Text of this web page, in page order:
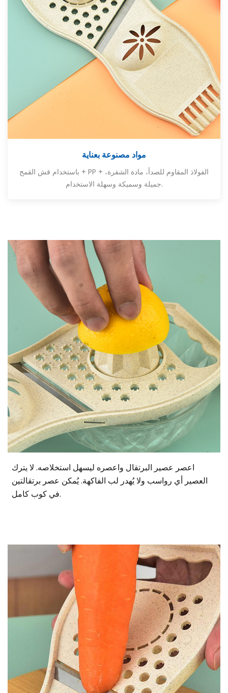
مواد مصنوعة بعناية
باستخدام قش القمح + PP + الفولاذ المقاوم للصدأ، مادة الشفرة،
جميلة وسميكة وسهلة الاستخدام.
اعصر عصير البرتقال واعصره ليسهل استخلاصه. لا يترك
العصير أي رواسب ولا يُهدر لب الفاكهة. يُمكن عصر برتقالتين
في كوب كامل.